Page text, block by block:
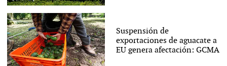
Suspensión de
exportaciones de aguacate a
EU genera afectación: GCMA